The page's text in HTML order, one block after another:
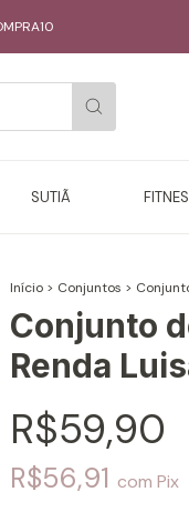
SUTIÃ
Início > Conjuntos >
Conjunto
Renda
R$59,90
R$56,91 com Pix